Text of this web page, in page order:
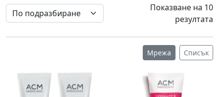
Показване на 10
резултата
Мрежа Списък